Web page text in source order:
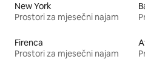
New York
Prostori za mjesečni najam
Firenca
Prostori za mjesečni najam